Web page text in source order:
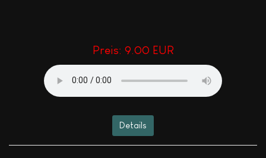
Preis: 9.00 EUR
Details